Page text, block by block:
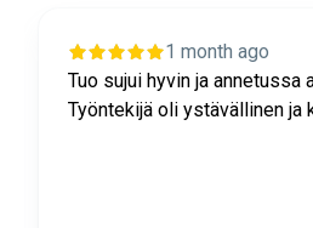
1 month ago
Tuo sujui hyvin ja annetussa
Työntekijä oli ystävällinen ja